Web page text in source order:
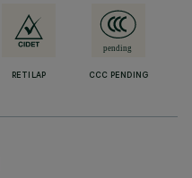
RETILAP CCC PENDING